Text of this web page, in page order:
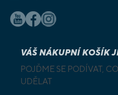
VÁŠ NÁKUPNÍ KOŠÍK
POJĎME SE PODÍVAT,
UDĚLAT